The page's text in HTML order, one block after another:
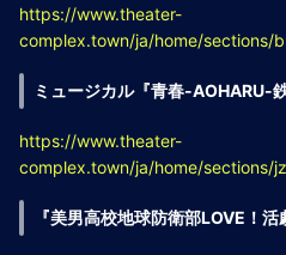
https://www.theater-
complex.town/ja/home/sections/
ミュージカル『青春-AOHARU-
https://www.theater-
complex.town/ja/home/sections/
『美男高校地球防衛部LOVE！活